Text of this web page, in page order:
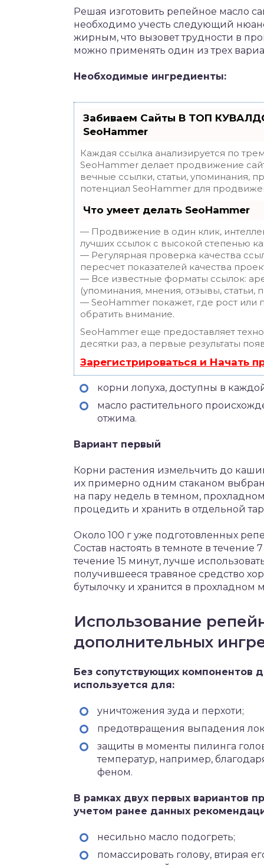
Решая изготовить репейное масло
необходимо учесть следующий
жирным, что вызовет трудности в
можно применять один из трех
Необходимые ингредиенты:
Забиваем Сайты В ТОП
SeoHammer
Каждая ссылка анализируется по
SeoHammer делает продвижение
вечные ссылки, статьи, упоминания,
потенциал SeoHammer для
Что умеет делать SeoHammer
— Продвижение в один клик,
лучших ссылок с высокой степенью
— Регулярная проверка качества
пересчет показателей качества
— Все известные форматы ссылок:
(упоминания, мнения, отзывы, статьи,
— SeoHammer покажет, где рост или
обратить внимание.
SeoHammer еще предоставляет
десятки раз, а первые результаты
Зарегистрироваться и Начать
корни лопуха, доступны в
масло растительного
отжима.
Вариант первый
Корни растения измельчить до
их примерно одним стаканом
на пару недель в темном,
процедить и хранить в отдельной
Около 100 г уже подготовленных
Состав настоять в темноте в
течение 15 минут, лучше
получившееся травяное средство
бутылочку и хранится в прохладном
Использование
дополнительных
Без сопутствующих компонентов
используется для:
уничтожения зуда и перхоти;
предотвращения выпадения
защиты в моменты пилинга
температур, например,
феном.
В рамках двух первых вариантов
учетом ранее данных
несильно масло подогреть;
помассировать голову, втирая